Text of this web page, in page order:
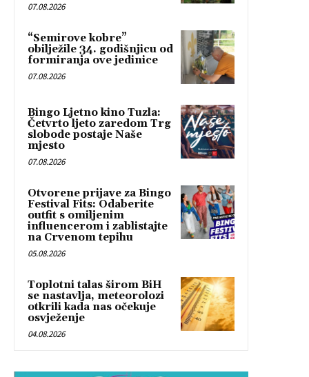
07.08.2026
“Semirove kobre”
obilježile 34. godišnjicu od
formiranja ove jedinice
07.08.2026
Bingo Ljetno kino Tuzla:
Četvrto ljeto zaredom Trg
slobode postaje Naše
mjesto
07.08.2026
Otvorene prijave za Bingo
Festival Fits: Odaberite
outfit s omiljenim
influencerom i zablistajte
na Crvenom tepihu
05.08.2026
Toplotni talas širom BiH
se nastavlja, meteorolozi
otkrili kada nas očekuje
osvježenje
04.08.2026